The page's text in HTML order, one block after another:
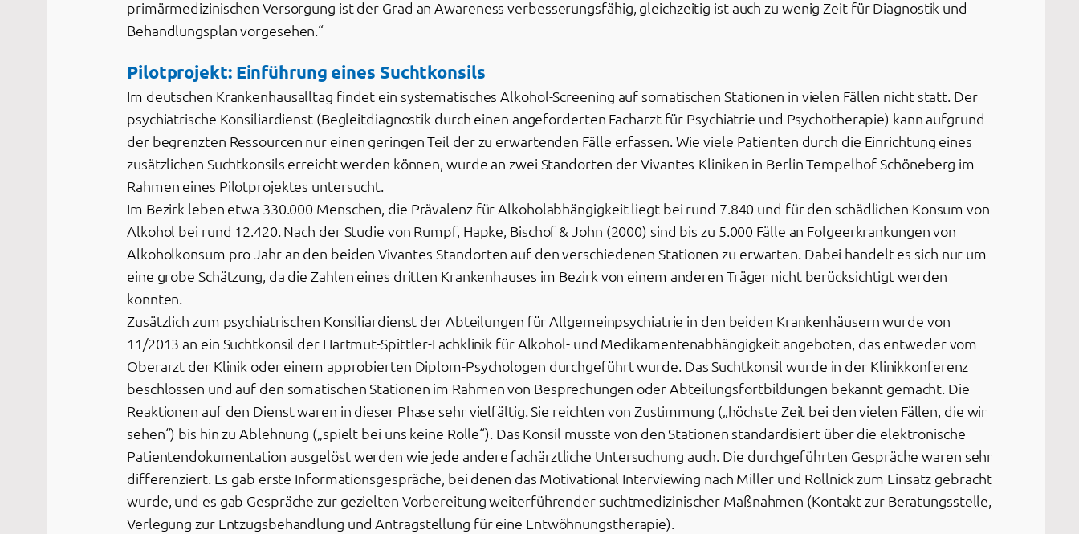
primärmedizinischen Versorgung ist der Grad an Awareness verbesserungsfähig, gleichzeitig ist auch zu wenig Zeit für Diagnostik und
Behandlungsplan vorgesehen.“
Pilotprojekt: Einführung eines Suchtkonsils
Im deutschen Krankenhausalltag findet ein systematisches Alkohol-Screening auf somatischen Stationen in vielen Fällen nicht statt. Der
psychiatrische Konsiliardienst (Begleitdiagnostik durch einen angeforderten Facharzt für Psychiatrie und Psychotherapie) kann aufgrund
der begrenzten Ressourcen nur einen geringen Teil der zu erwartenden Fälle erfassen. Wie viele Patienten durch die Einrichtung eines
zusätzlichen Suchtkonsils erreicht werden können, wurde an zwei Standorten der Vivantes-Kliniken in Berlin Tempelhof-Schöneberg im
Rahmen eines Pilotprojektes untersucht.
Im Bezirk leben etwa 330.000 Menschen, die Prävalenz für Alkoholabhängigkeit liegt bei rund 7.840 und für den schädlichen Konsum von
Alkohol bei rund 12.420. Nach der Studie von Rumpf, Hapke, Bischof & John (2000) sind bis zu 5.000 Fälle an Folgeerkrankungen von
Alkoholkonsum pro Jahr an den beiden Vivantes-Standorten auf den verschiedenen Stationen zu erwarten. Dabei handelt es sich nur um
eine grobe Schätzung, da die Zahlen eines dritten Krankenhauses im Bezirk von einem anderen Träger nicht berücksichtigt werden
konnten.
Zusätzlich zum psychiatrischen Konsiliardienst der Abteilungen für Allgemeinpsychiatrie in den beiden Krankenhäusern wurde von
11/2013 an ein Suchtkonsil der Hartmut-Spittler-Fachklinik für Alkohol- und Medikamentenabhängigkeit angeboten, das entweder vom
Oberarzt der Klinik oder einem approbierten Diplom-Psychologen durchgeführt wurde. Das Suchtkonsil wurde in der Klinikkonferenz
beschlossen und auf den somatischen Stationen im Rahmen von Besprechungen oder Abteilungsfortbildungen bekannt gemacht. Die
Reaktionen auf den Dienst waren in dieser Phase sehr vielfältig. Sie reichten von Zustimmung („höchste Zeit bei den vielen Fällen, die wir
sehen“) bis hin zu Ablehnung („spielt bei uns keine Rolle“). Das Konsil musste von den Stationen standardisiert über die elektronische
Patientendokumentation ausgelöst werden wie jede andere fachärztliche Untersuchung auch. Die durchgeführten Gespräche waren sehr
differenziert. Es gab erste Informationsgespräche, bei denen das Motivational Interviewing nach Miller und Rollnick zum Einsatz gebracht
wurde, und es gab Gespräche zur gezielten Vorbereitung weiterführender suchtmedizinischer Maßnahmen (Kontakt zur Beratungsstelle,
Verlegung zur Entzugsbehandlung und Antragstellung für eine Entwöhnungstherapie).